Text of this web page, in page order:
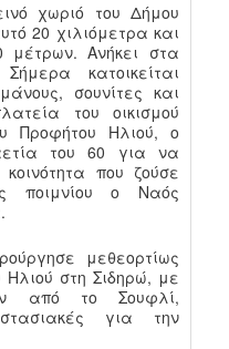
χωριό του Δήμου
20 χιλιόμετρα και
μέτρων. Ανήκει στα
κατοικείται
σουνίτες και
του οικισμού
Προφήτου Ηλιού, ο
του 60 για να
κοινότητα που ζούσε
ποιμνίου ο Ναός
μεθεορτίως
στη Σιδηρώ, με
από το Σουφλί,
για την